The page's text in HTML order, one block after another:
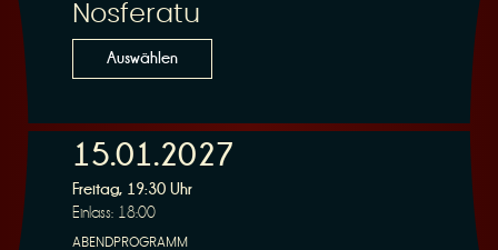
Nosferatu
Auswählen
15.01.2027
Freitag, 19:30 Uhr
Einlass: 18:00
ABENDPROGRAMM